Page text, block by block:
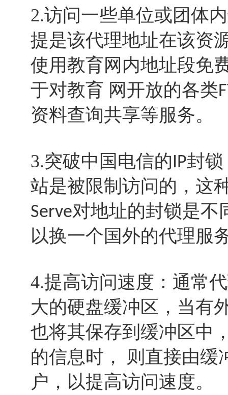
2.访问一些单位或团体
提是该代理地址在该资
使用教育网内地址段免
于对教育 网开放的各类
资料查询共享等服务。
3.突破中国电信的IP封锁
站是被限制访问的，这
Serve对地址的封锁是不
以换一个国外的代理服
4.提高访问速度：通常
大的硬盘缓冲区，当有
也将其保存到缓冲区中
的信息时， 则直接由缓
户，以提高访问速度。